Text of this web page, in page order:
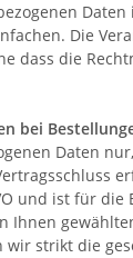
Die
dass die
bei
Daten
und ist für
Ihnen
strikt die